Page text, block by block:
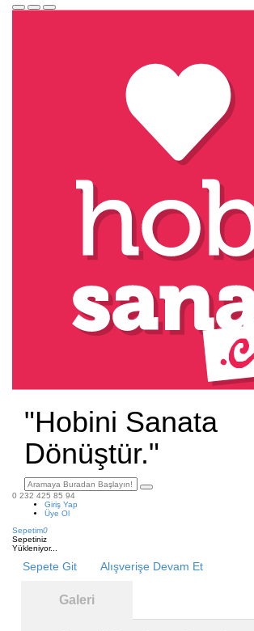
"Hobini Sanata
Dönüştür."
0 232 425 85 94
Giriş Yap
Üye Ol
Sepetim0
Sepetiniz
Yükleniyor...
Sepete Git Alışverişe Devam Et
Galeri